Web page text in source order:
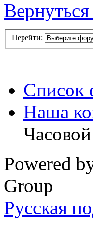
Перейти:
Список
Наша
Powered
Group
Русская